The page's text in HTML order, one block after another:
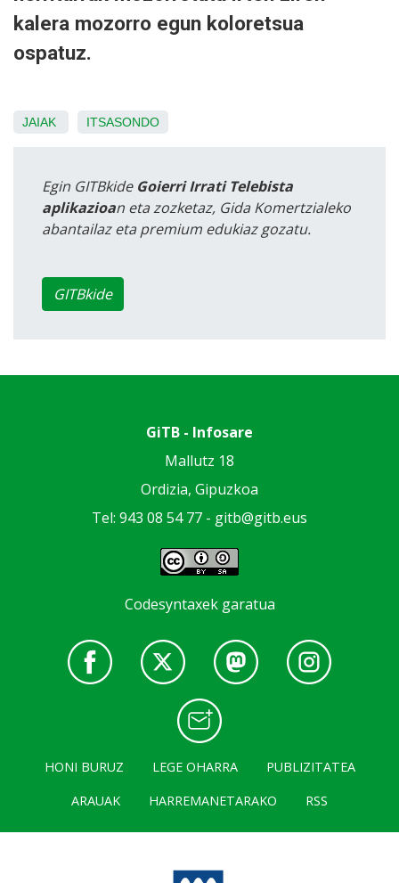
kalera mozorro egun koloretsua
ospatuz.
JAIAK ITSASONDO
Egin GITBkide Goierri Irrati Telebista
aplikazioan eta zozketaz, Gida Komertzialeko
abantailaz eta premium edukiaz gozatu.
GITBkide
GiTB - Infosare
Mallutz 18
Ordizia, Gipuzkoa
Tel: 943 08 54 77 - gitb@gitb.eus
Codesyntaxek garatua
HONI BURUZ LEGE OHARRA
PUBLIZITATEA
ARAUAK
HARREMANETARAKO RSS